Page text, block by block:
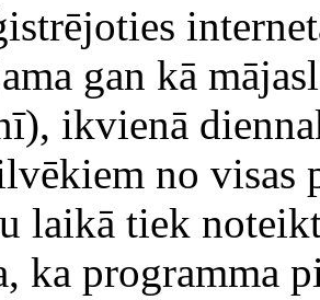
gan kā
ikvienā
no visas
laikā tiek
ka programma